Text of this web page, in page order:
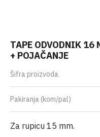
TAPE ODVODNIK 16
+ POJAČANJE
Šifra proizvoda
Pakiranja (kom/pal)
Za rupicu 15 mm.